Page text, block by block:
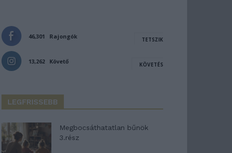
46,301 Rajongók TETSZIK
13,262 Követő KÖVETÉS
LEGFRISSEBB
Megbocsáthatatlan bűnök
3.rész